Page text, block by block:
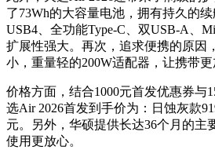
了73Wh的大容量电池，拥有持久的
USB4、全功能Type-C、双USB-A、
扩展性强大。再次，追求便携的原因
小，重量轻的200W适配器，让携带更
价格方面，结合1000元首发优惠券与
选Air 2026首发到手价为：日蚀灰款
元。另外，华硕提供长达36个月的主
使用更放心。